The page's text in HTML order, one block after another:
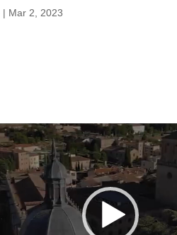
| Mar 2, 2023